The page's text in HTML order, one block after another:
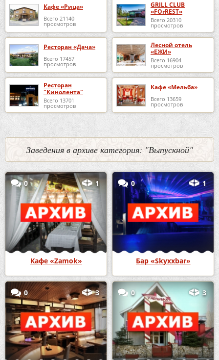
Кафе «Рица»
Всего 21140
просмотров
GRILL CLUB
«FOrREST»
Всего 20310
просмотров
Ресторан «Дача»
Всего 17457
просмотров
Лесной отель
«ЕЖИ»
Всего 16904
просмотров
Ресторан
"Кинолента"
Всего 13701
просмотров
Кафе «Мельба»
Всего 13659
просмотров
Заведения в архиве категория: "Выпускной"
0 1
Кафе «Zamok»
0 1
Бар «Skyxxbar»
0 3 0 3